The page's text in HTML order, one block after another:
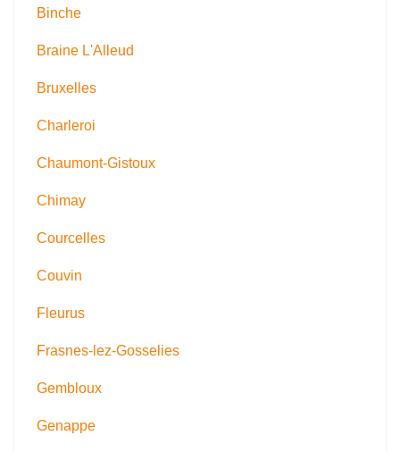
Binche
Braine L'Alleud
Bruxelles
Charleroi
Chaumont-Gistoux
Chimay
Courcelles
Couvin
Fleurus
Frasnes-lez-Gosselies
Gembloux
Genappe